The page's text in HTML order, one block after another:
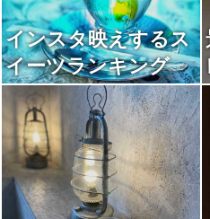
インスタ映えするス
イーツランキング